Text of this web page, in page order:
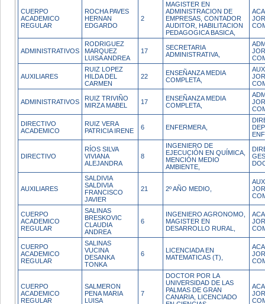
CUERPO
ACADEMICO
REGULAR
ROCHA PAVES
HERNAN
EDGARDO
2
MAGISTER EN
ADMINISTRACION DE
EMPRESAS, CONTADOR
AUDITOR, HABILITACION
PEDAGOGICA BASICA,
ADMINISTRATIVOS
RODRIGUEZ
MARQUEZ
LUISA ANDREA
17
SECRETARIA
ADMINISTRATIVA,
AUXILIARES
RUIZ LOPEZ
HILDA DEL
CARMEN
22
ENSEÑANZA MEDIA
COMPLETA,
ADMINISTRATIVOS
RUIZ TRIVIÑO
MIRZA MABEL
17
ENSEÑANZA MEDIA
COMPLETA,
DIRECTIVO
ACADEMICO
RUIZ VERA
PATRICIA IRENE
6 ENFERMERA,
DIRECTIVO
RÍOS SILVA
VIVIANA
ALEJANDRA
8
INGENIERO DE
EJECUCIÓN EN QUÍMICA,
MENCIÓN MEDIO
AMBIENTE,
AUXILIARES
SALDIVIA
SALDIVIA
FRANCISCO
JAVIER
21 2º AÑO MEDIO,
CUERPO
ACADEMICO
REGULAR
SALINAS
BRESKOVIC
CLAUDIA
ANDREA
6
INGENIERO AGRONOMO,
MAGISTER EN
DESARROLLO RURAL,
CUERPO
ACADEMICO
REGULAR
SALINAS
VUCINA
DESANKA
TONKA
6
LICENCIADA EN
MATEMATICAS (T),
CUERPO
ACADEMICO
REGULAR
SALMERON
PENA MARIA
LUISA
7
DOCTOR POR LA
UNIVERSIDAD DE LAS
PALMAS DE GRAN
CANARIA, LICENCIADO